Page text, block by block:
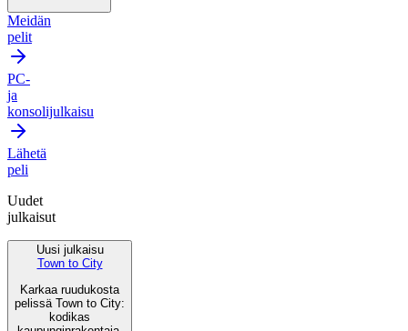
Meidän
pelit
PC-
ja
konsolijulkaisu
Lähetä
peli
Uudet
julkaisut
Uusi julkaisu
Town to City
Karkaa ruudukosta
pelissä Town to City:
kodikas